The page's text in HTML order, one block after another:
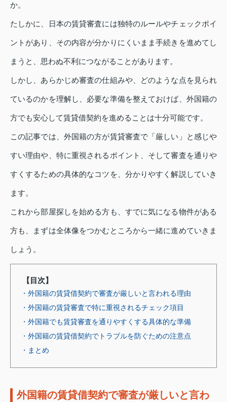
か。
たしかに、日本の賃貸審査には独特のルールやチェックポイ
ントがあり、その内容が分かりにくいまま手続きを進めてし
まうと、思わぬ不利につながることがあります。
しかし、あらかじめ審査の仕組みや、どのような点を見られ
ているのかを理解し、必要な準備を整えておけば、外国籍の
方でも安心して賃貸借契約を進めることは十分可能です。
この記事では、外国籍の方が賃貸審査で「厳しい」と感じや
すい理由や、特に重視されるポイント、そして審査を通りや
すくするための具体的なコツを、分かりやすく解説していき
ます。
これから部屋探しを始める方も、すでに気になる物件がある
方も、まずは全体像をつかむところから一緒に進めていきま
しょう。
【目次】
・外国籍の賃貸借契約で審査が厳しいと言われる理由
・外国籍の賃貸審査で特に重視されるチェック項目
・外国籍でも賃貸審査を通りやすくする具体的な準備
・外国籍の賃貸借契約でトラブルを防ぐための注意点
・まとめ
外国籍の賃貸借契約で審査が厳しいと言わ